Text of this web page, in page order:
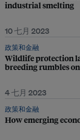
industrial smelting
10 七月 2023
政策和金融
Wildlife protection
breeding rumbles on
4 七月 2023
政策和金融
How emerging